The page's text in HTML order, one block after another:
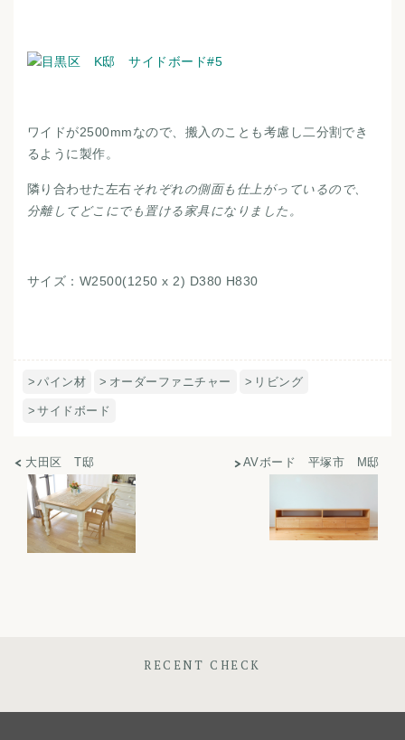
ワイドが2500mmなので、搬入のことも考慮し二分割でき
るように製作。
隣り合わせた左右 それぞれの側面も仕上がっているので、
分離してどこにでも 置ける家具になりました。
サイズ：W2500(1250 x 2) D380 H830
パイン材 オーダーファニチャー リビング
サイドボード
大田区 T邸 AVボード 平塚市 M邸
RECENT CHECK